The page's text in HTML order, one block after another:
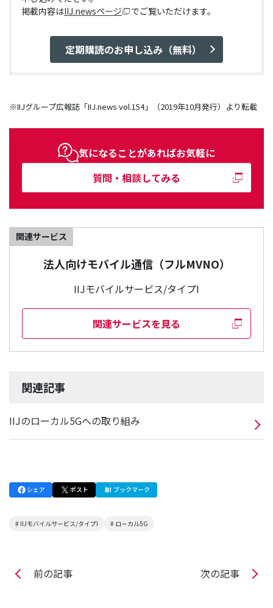
掲載内容はIIJ.newsページ でご覧いただけます。
定期購読のお申し込み（無料）
※IIJグループ広報誌「IIJ.news vol.154」（2019年10月発行）より転載
気になることがあればお気軽に
質問・相談してみる
関連サービス
法人向けモバイル通信（フルMVNO）
IIJモバイルサービス/タイプI
関連サービスを見る
関連記事
IIJのローカル5Gへの取り組み
シェア ポスト ブックマーク
# IIJモバイルサービス/タイプI # ローカル5G
前の記事 次の記事